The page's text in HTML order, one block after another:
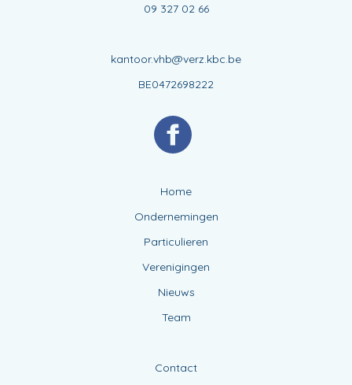
09 327 02 66
kantoor.vhb@verz.kbc.be
BE0472698222
Home
Ondernemingen
Particulieren
Verenigingen
Nieuws
Team
Contact